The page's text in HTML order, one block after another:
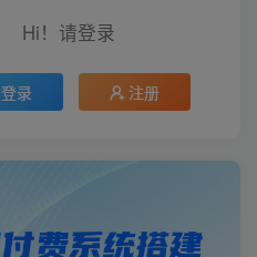
Hi！请登录
登录 注册